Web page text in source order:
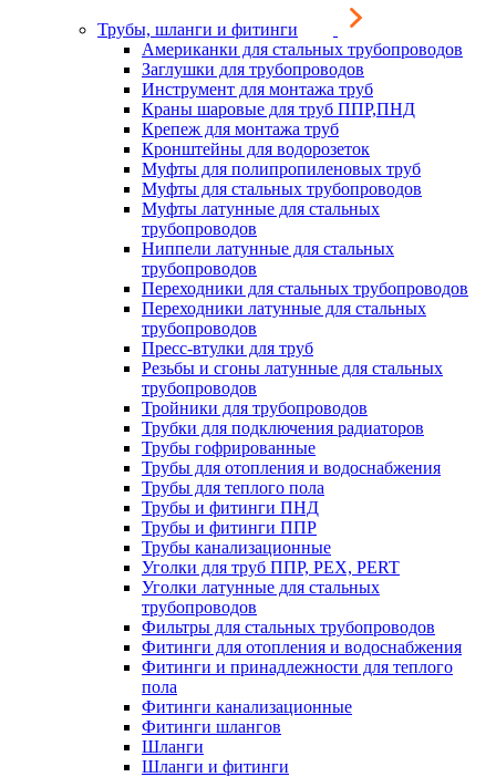
Трубы, шланги и фитинги
Американки для стальных трубопроводов
Заглушки для трубопроводов
Инструмент для монтажа труб
Краны шаровые для труб ППР,ПНД
Крепеж для монтажа труб
Кронштейны для водорозеток
Муфты для полипропиленовых труб
Муфты для стальных трубопроводов
Муфты латунные для стальных
трубопроводов
Ниппели латунные для стальных
трубопроводов
Переходники для стальных трубопроводов
Переходники латунные для стальных
трубопроводов
Пресс-втулки для труб
Резьбы и сгоны латунные для стальных
трубопроводов
Тройники для трубопроводов
Трубки для подключения радиаторов
Трубы гофрированные
Трубы для отопления и водоснабжения
Трубы для теплого пола
Трубы и фитинги ПНД
Трубы и фитинги ППР
Трубы канализационные
Уголки для труб ППР, PEX, PERT
Уголки латунные для стальных
трубопроводов
Фильтры для стальных трубопроводов
Фитинги для отопления и водоснабжения
Фитинги и принадлежности для теплого
пола
Фитинги канализационные
Фитинги шлангов
Шланги
Шланги и фитинги